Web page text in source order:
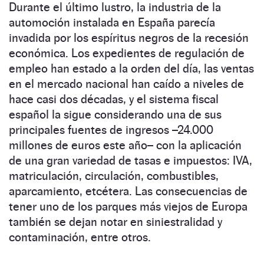
Durante el último lustro, la industria de la
automoción instalada en España parecía
invadida por los espíritus negros de la recesión
económica. Los expedientes de regulación de
empleo han estado a la orden del día, las ventas
en el mercado nacional han caído a niveles de
hace casi dos décadas, y el sistema fiscal
español la sigue considerando una de sus
principales fuentes de ingresos –24.000
millones de euros este año– con la aplicación
de una gran variedad de tasas e impuestos: IVA,
matriculación, circulación, combustibles,
aparcamiento, etcétera. Las consecuencias de
tener uno de los parques más viejos de Europa
también se dejan notar en siniestralidad y
contaminación, entre otros.